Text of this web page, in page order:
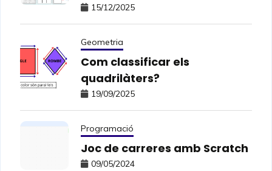
15/12/2025
Geometria
Com classificar els
quadrilàters?
19/09/2025
Programació
Joc de carreres amb Scratch
09/05/2024